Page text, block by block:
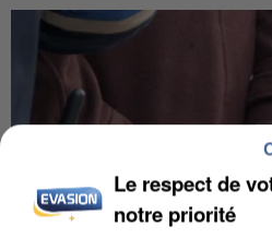
Le respect de
notre priorité